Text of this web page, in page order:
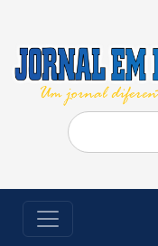
Pesquisar
por: